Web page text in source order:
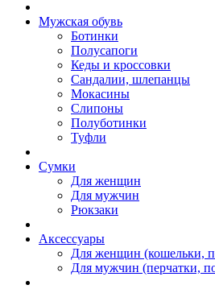
Мужская обувь
Ботинки
Полусапоги
Кеды и кроссовки
Сандалии, шлепанцы
Мокасины
Слипоны
Полуботинки
Туфли
Сумки
Для женщин
Для мужчин
Рюкзаки
Аксессуары
Для женщин (кошельки,
Для мужчин (перчатки,